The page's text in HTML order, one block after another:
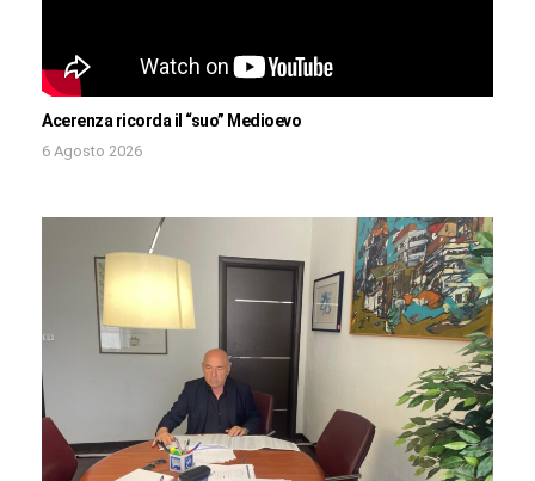
Acerenza ricorda il “suo” Medioevo
6 Agosto 2026